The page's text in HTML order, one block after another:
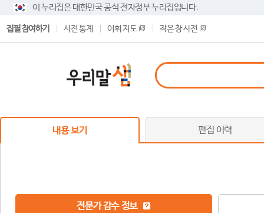
이 누리집은 대한민국 공식 전자정부 누리집입니다.
집필 참여하기 사전 통계 어휘 지도 작은 창 사전
내용 보기 편집 이력
전문가 감수 정보